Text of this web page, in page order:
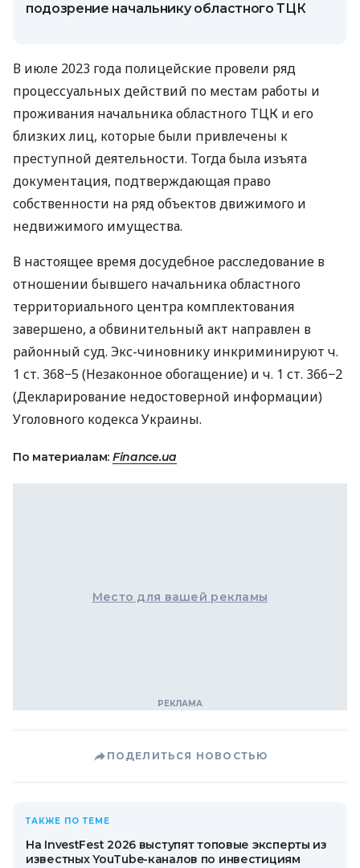
подозрение начальнику областного ТЦК
В июле 2023 года полицейские провели ряд
процессуальных действий по местам работы и
проживания начальника областного ТЦК и его
близких лиц, которые были привлечены к
преступной деятельности. Тогда была изъята
документация, подтверждающая право
собственности на ряд объектов движимого и
недвижимого имущества.
В настоящее время досудебное расследование в
отношении бывшего начальника областного
территориального центра комплектования
завершено, а обвинительный акт направлен в
районный суд. Экс-чиновнику инкриминируют ч.
1 ст. 368−5 (Незаконное обогащение) и ч. 1 ст. 366−2
(Декларирование недостоверной информации)
Уголовного кодекса Украины.
По материалам: Finance.ua
Место для вашей рекламы
ПОДЕЛИТЬСЯ НОВОСТЬЮ
ТАКЖЕ ПО ТЕМЕ
На InvestFest 2026 выступят топовые эксперты из
известных YouTube-каналов по инвестициям